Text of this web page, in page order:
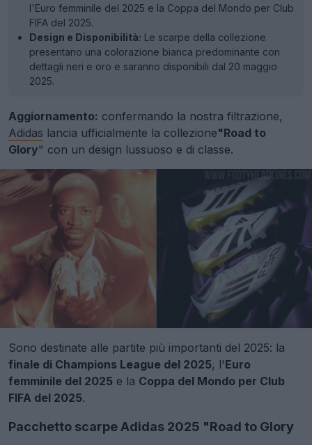
l'Euro femminile del 2025 e la Coppa del Mondo per Club
FIFA del 2025.
Design e Disponibilità: Le scarpe della collezione
presentano una colorazione bianca predominante con
dettagli neri e oro e saranno disponibili dal 20 maggio
2025.
Aggiornamento: confermando la nostra filtrazione,
Adidas lancia ufficialmente la collezione"Road to
Glory" con un design lussuoso e di classe.
Sono destinate alle partite più importanti del 2025: la
finale di Champions League del 2025, l'Euro
femminile del 2025 e la Coppa del Mondo per Club
FIFA del 2025.
Pacchetto scarpe Adidas 2025 "Road to Glory